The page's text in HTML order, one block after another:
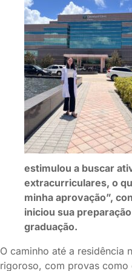
estimulou a buscar
extracurriculares, o
minha aprovação”,
iniciou sua
graduação.
O caminho até a residência
rigoroso, com provas como